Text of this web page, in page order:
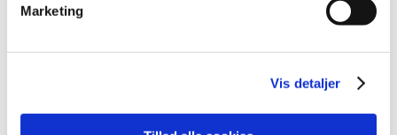
Marketing
Vis detaljer
2014 (44)
2013 (49)